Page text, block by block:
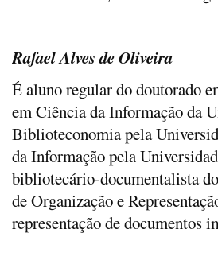
Rafael Alves de Oliveira
É aluno regular do doutorado
em Ciência da Informação da
Biblioteconomia pela
da Informação pela
bibliotecário-documentalista
de Organização e
representação de documentos